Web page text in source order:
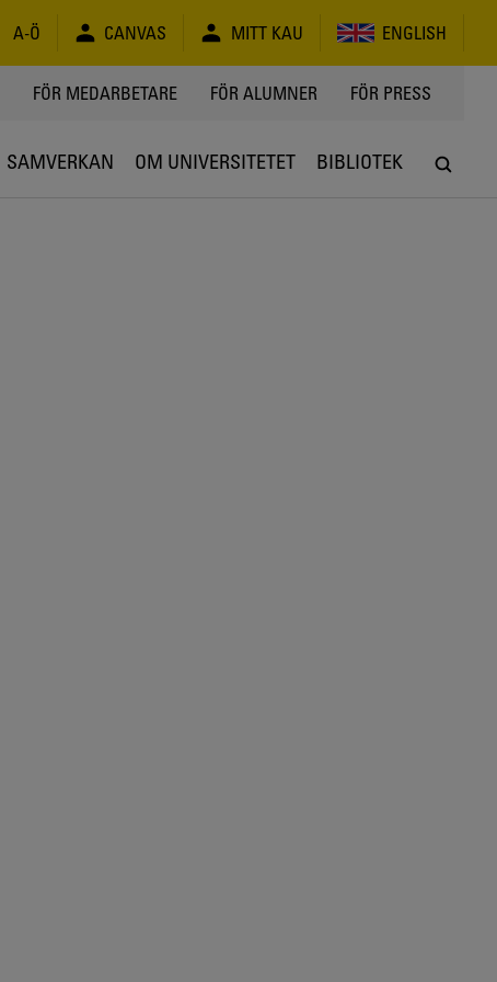
A-Ö CANVAS MITT KAU ENGLISH
FÖR MEDARBETARE FÖR ALUMNER FÖR PRESS
SAMVERKAN OM UNIVERSITETET BIBLIOTEK